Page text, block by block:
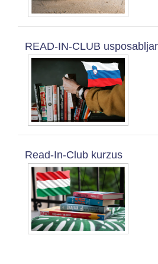
READ-IN-CLUB
Read-In-Club kurzus